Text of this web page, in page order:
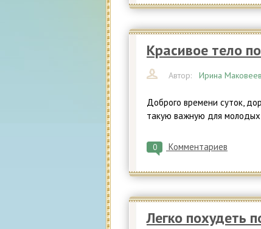
Красивое тело
Автор: Ирина
Доброго времени суток,
такую важную для молодых
0 Комментариев
Легко похудеть